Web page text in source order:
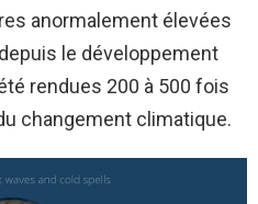
anormalement élevées
le développement
rendues 200 à 500 fois
changement climatique.